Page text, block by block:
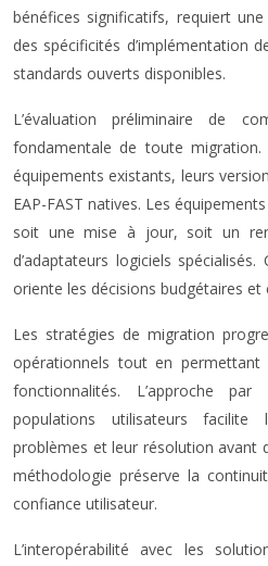
bénéfices significatifs, requiert
des spécificités d’implémentation
standards ouverts disponibles.
L’évaluation préliminaire de
fondamentale de toute
équipements existants, leurs
EAP-FAST natives. Les
soit une mise à jour, soit un
d’adaptateurs logiciels
oriente les décisions budgétaires et
Les stratégies de migration
opérationnels tout en
fonctionnalités. L’approche
populations utilisateurs facilite
problèmes et leur résolution avant
méthodologie préserve la
confiance utilisateur.
L’interopérabilité avec les